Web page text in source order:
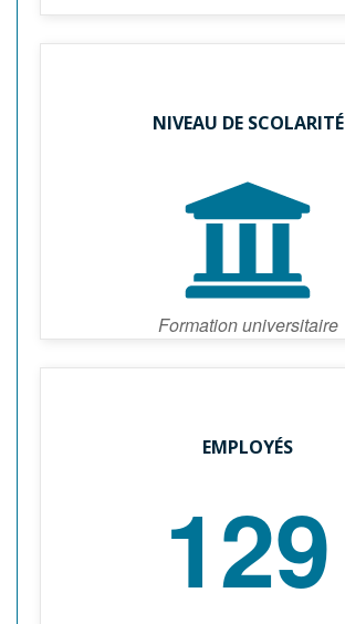
NIVEAU DE SCOLARITÉ
Formation universitaire
EMPLOYÉS
129